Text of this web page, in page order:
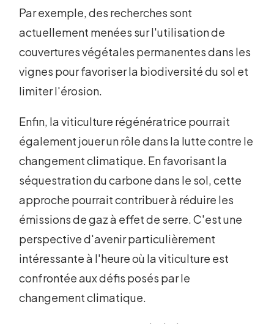
Par exemple, des recherches sont
actuellement menées sur l'utilisation de
couvertures végétales permanentes dans les
vignes pour favoriser la biodiversité du sol et
limiter l'érosion.
Enfin, la viticulture régénératrice pourrait
également jouer un rôle dans la lutte contre le
changement climatique. En favorisant la
séquestration du carbone dans le sol, cette
approche pourrait contribuer à réduire les
émissions de gaz à effet de serre. C'est une
perspective d'avenir particulièrement
intéressante à l'heure où la viticulture est
confrontée aux défis posés par le
changement climatique.